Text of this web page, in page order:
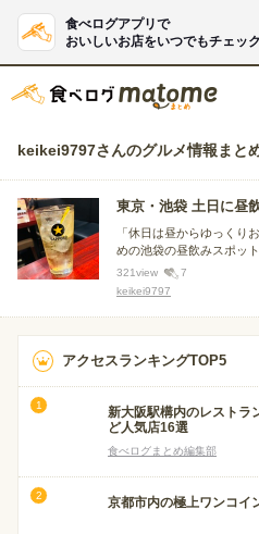
食べログアプリで
おいしいお店をいつでもチェック
keikei9797さんのグルメ情報まと
東京・池袋 土日に昼
「休日は昼からゆっくり
めの池袋の昼飲みスポットをご紹介♪ 池袋に
ら営業している居酒屋や酒場が数
い料理とお酒を楽しめる
321view
7
keikei9797
アクセスランキングTOP5
新大阪駅構内のレストラ
ど人気店16選
食べログまとめ編集部
京都市内の極上ワンコイ